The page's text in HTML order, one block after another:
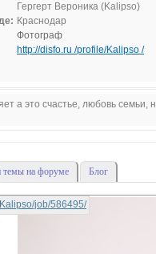
Гергерт Вероника (Kalipso)
Краснодар
Фотограф
http://disfo.ru /profile/Kalipso /
а это счастье, любовь
на форуме Блог
job/586495/